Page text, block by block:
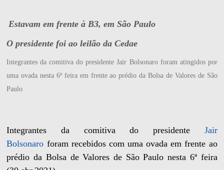
Estavam em frente à B3, em São Paulo
O presidente foi ao leilão da Cedae
Integrantes da comitiva do presidente Jair Bolsonaro foram atingidos por
uma ovada nesta 6ª feira em frente ao prédio da Bolsa de Valores de São
Paulo
Integrantes da comitiva do presidente Jair
Bolsonaro foram recebidos com uma ovada em frente ao
prédio da Bolsa de Valores de São Paulo nesta 6ª feira